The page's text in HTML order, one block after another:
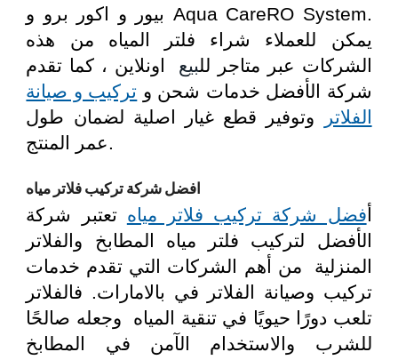
بيور و اكور برو و Aqua CareRO System.
يمكن للعملاء شراء فلتر المياه من هذه
الشركات عبر متاجر للبيع اونلاين ، كما تقدم
شركة الأفضل خدمات شحن و تركيب و صيانة
الفلاتر
وتوفير قطع غيار اصلية لضمان طول
عمر المنتج.
فضل شركة تركيب فلاتر مياه تعتبر شركة
الأفضل لتركيب فلتر مياه المطابخ والفلاتر
المنزلية من أهم الشركات التي تقدم خدمات
تركيب وصيانة الفلاتر في بالامارات. فالفلاتر
تلعب دورًا حيويًا في تنقية المياه وجعله صالحًا
للشرب والاستخدام الآمن في المطابخ